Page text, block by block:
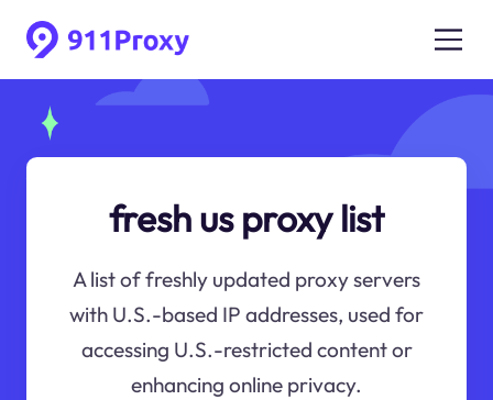
fresh us proxy list
A list of freshly updated proxy servers
with U.S.-based IP addresses, used for
accessing U.S.-restricted content or
enhancing online privacy.